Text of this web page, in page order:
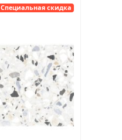
Специальная скидка